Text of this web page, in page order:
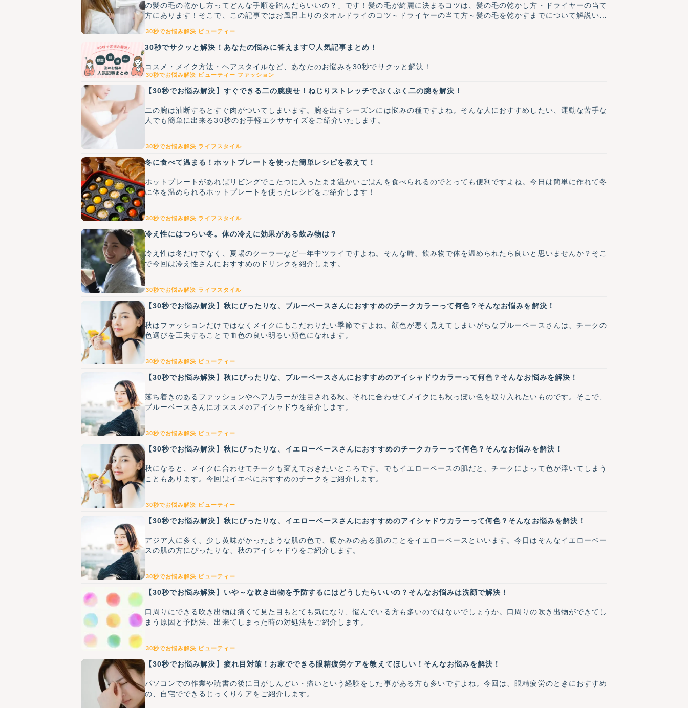
の髪の毛の乾かし方ってどんな手順を踏んだらいいの？」です！髪の毛が綺麗に決まるコツは、髪の毛の乾かし方・ドライヤーの当て
方にあります！そこで、この記事ではお風呂上りのタオルドライのコツ～ドライヤーの当て方～髪の毛を乾かすまでについて解説いた
30秒でお悩み解決 ビューティー
30秒でサクッと解決！あなたの悩みに答えます♡人気記事まとめ！
コスメ・メイク方法・ヘアスタイルなど、あなたのお悩みを30秒でサクッと解決！
30秒でお悩み解決 ビューティー ファッション
【30秒でお悩み解決】すぐできる二の腕痩せ！ねじりストレッチでぷくぷく二の腕を解決！
二の腕は油断するとすぐ肉がついてしまいます。腕を出すシーズンには悩みの種ですよね。そんな人におすすめしたい、運動な苦手な
人でも簡単に出来る30秒のお手軽エクササイズをご紹介いたします。
30秒でお悩み解決 ライフスタイル
冬に食べて温まる！ホットプレートを使った簡単レシピを教えて！
ホットプレートがあればリビングでこたつに入ったまま温かいごはんを食べられるのでとっても便利ですよね。今日は簡単に作れて冬
に体を温められるホットプレートを使ったレシピをご紹介します！
30秒でお悩み解決 ライフスタイル
冷え性にはつらい冬。体の冷えに効果がある飲み物は？
冷え性は冬だけでなく、夏場のクーラーなど一年中ツライですよね。そんな時、飲み物で体を温められたら良いと思いませんか？そこ
で今回は冷え性さんにおすすめのドリンクを紹介します。
30秒でお悩み解決 ライフスタイル
【30秒でお悩み解決】秋にぴったりな、ブルーベースさんにおすすめのチークカラーって何色？そんなお悩みを解決！
秋はファッションだけではなくメイクにもこだわりたい季節ですよね。顔色が悪く見えてしまいがちなブルーベースさんは、チークの
色選びを工夫することで血色の良い明るい顔色になれます。
30秒でお悩み解決 ビューティー
【30秒でお悩み解決】秋にぴったりな、ブルーベースさんにおすすめのアイシャドウカラーって何色？そんなお悩みを解決！
落ち着きのあるファッションやヘアカラーが注目される秋。それに合わせてメイクにも秋っぽい色を取り入れたいものです。そこで、
ブルーベースさんにオススメのアイシャドウを紹介します。
30秒でお悩み解決 ビューティー
【30秒でお悩み解決】秋にぴったりな、イエローベースさんにおすすめのチークカラーって何色？そんなお悩みを解決！
秋になると、メイクに合わせてチークも変えておきたいところです。でもイエローベースの肌だと、チークによって色が浮いてしまう
こともあります。今回はイエベにおすすめのチークをご紹介します。
30秒でお悩み解決 ビューティー
【30秒でお悩み解決】秋にぴったりな、イエローベースさんにおすすめのアイシャドウカラーって何色？そんなお悩みを解決！
アジア人に多く、少し黄味がかったような肌の色で、暖かみのある肌のことをイエローベースといいます。今日はそんなイエローベー
スの肌の方にぴったりな、秋のアイシャドウをご紹介します。
30秒でお悩み解決 ビューティー
【30秒でお悩み解決】いや～な吹き出物を予防するにはどうしたらいいの？そんなお悩みは洗顔で解決！
口周りにできる吹き出物は痛くて見た目もとても気になり、悩んでいる方も多いのではないでしょうか。口周りの吹き出物ができてし
まう原因と予防法、出来てしまった時の対処法をご紹介します。
30秒でお悩み解決 ビューティー
【30秒でお悩み解決】疲れ目対策！お家でできる眼精疲労ケアを教えてほしい！そんなお悩みを解決！
パソコンでの作業や読書の後に目がしんどい・痛いという経験をした事がある方も多いですよね。今回は、眼精疲労のときにおすすめ
の、自宅でできるじっくりケアをご紹介します。